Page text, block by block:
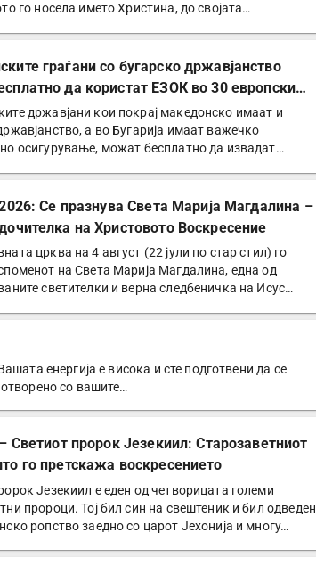
го носела името Христина, до својата…
граѓани со бугарско државјанство
да користат ЕЗОК во 30 европски
државјани кои покрај македонско имаат и
а во Бугарија имаат важечко
осигурување, можат бесплатно да извадат
Се празнува Света Марија Магдалина –
на Христовото Воскресение
црква на 4 август (22 јули по стар стил) го
на Света Марија Магдалина, една од
светителки и верна следбеничка на Исус…
енергија е висока и сте подготвени да се
со вашите…
Светиот пророк Језекиил: Старозаветниот
го претскажа воскресението
Језекиил е еден од четворицата големи
пророци. Тој бил син на свештеник и бил одведен
ропство заедно со царот Јехонија и многу…